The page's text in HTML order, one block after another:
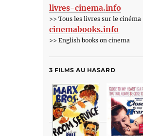
livres-cinema.info
>> Tous les livres sur le cinéma
cinemabooks.info
>> English books on cinema
3 FILMS AU HASARD